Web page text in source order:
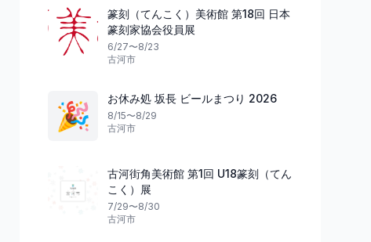
夏の夜を彩る
第37回 新田まつり花火大会
篆刻（てんこく）美術館 第18回 日本
篆刻家協会役員展
6/27〜8/23
古河市
🎉
お休み処 坂長 ビールまつり 2026
8/15〜8/29
古河市
古河街角美術館 第1回 U18篆刻（てん
こく）展
7/29〜8/30
古河市